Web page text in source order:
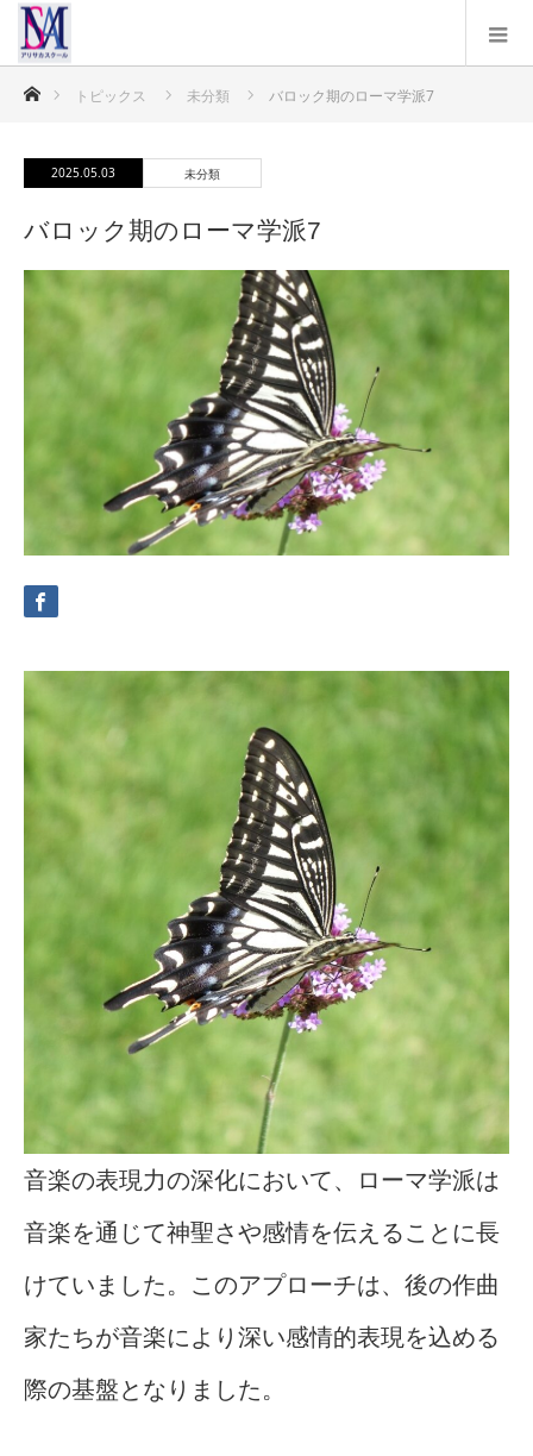
ホームトピックス 未分類 バロック期のローマ学派7
2025.05.03 未分類
バロック期のローマ学派7
音楽の表現力の深化において、ローマ学派は
音楽を通じて神聖さや感情を伝えることに長
けていました。このアプローチは、後の作曲
家たちが音楽により深い感情的表現を込める
際の基盤となりました。